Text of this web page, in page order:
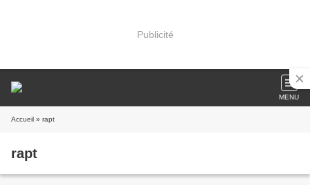
Publicité
MENU
Accueil » rapt
rapt